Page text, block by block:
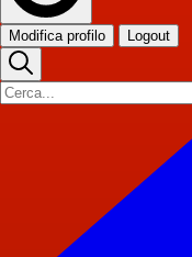
Modifica profilo Logout